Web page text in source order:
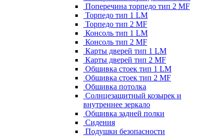
Поперечина торпедо тип 2 MF
Торпедо тип 1 LM
Торпедо тип 2 MF
Консоль тип 1 LM
Консоль тип 2 MF
Карты дверей тип 1 LM
Карты дверей тип 2 MF
Обшивка стоек тип 1 LM
Обшивка стоек тип 2 MF
Обшивка потолка
Солнцезащитный козырек и
внутреннее зеркало
Обшивка задней полки
Сидения
Подушки безопасности